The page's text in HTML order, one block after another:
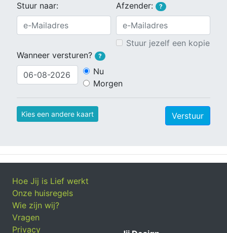
Stuur naar: Afzender: ?
Stuur jezelf een kopie
Wanneer versturen?
?
Nu
Morgen
Kies een andere kaart Verstuur
Hoe Jij is Lief werkt
Onze huisregels
Wie zijn wij?
Vragen
Privacy